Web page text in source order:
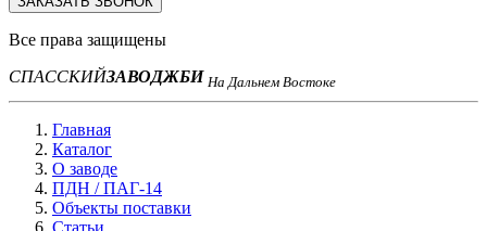
Все права защищены
СПАССКИЙЗАВОДЖБИ На Дальнем Востоке
Главная
Каталог
О заводе
ПДН / ПАГ-14
Объекты поставки
Статьи